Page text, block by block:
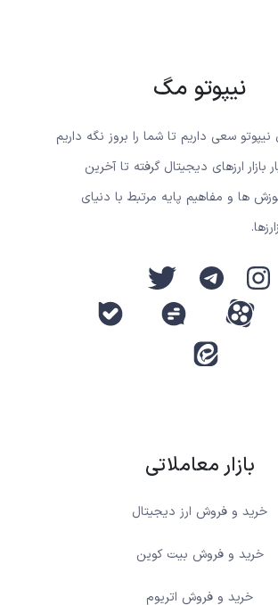
نیپوتو مگ
سعی داریم تا شما را بروز نگه داریم
بازار ارزهای دیجیتال گرفته تا آخرین
ها و مفاهیم پایه مرتبط با دنیای
بازار معاملاتی
خرید و فروش ارز دیجیتال
خرید و فروش بیت کوین
خرید و فروش اتریوم